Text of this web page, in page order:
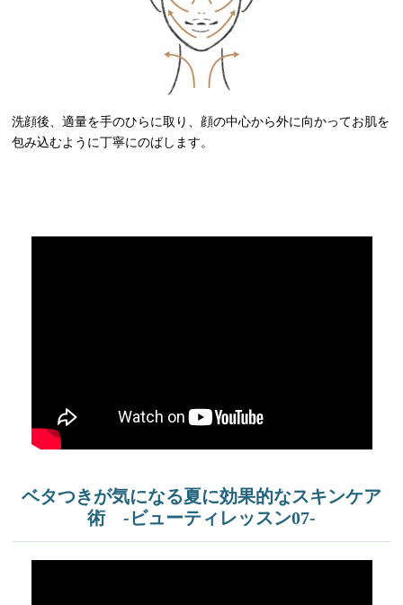
洗顔後、適量を手のひらに取り、顔の中心から外に向かってお肌を
包み込むように丁寧にのばします。
ベタつきが気になる夏に効果的なスキンケア
術 -ビューティレッスン07-